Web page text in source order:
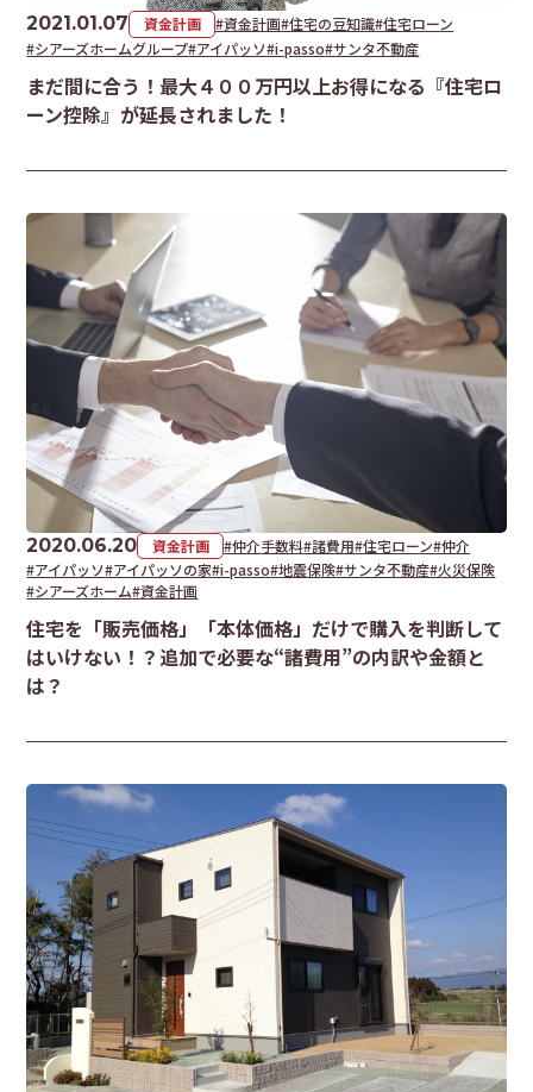
2021.01.07 資金計画 #資金計画#住宅の豆知識#住宅ローン
#シアーズホームグループ#アイパッソ#i-passo#サンタ不動産
まだ間に合う！最大４００万円以上お得になる『住宅ロ
ーン控除』が延長されました！
2020.06.20 資金計画 #仲介手数料#諸費用#住宅ローン#仲介
#アイパッソ#アイパッソの家#i-passo#地震保険#サンタ不動産#火災保険
#シアーズホーム#資金計画
住宅を「販売価格」「本体価格」だけで購入を判断して
はいけない！？追加で必要な“諸費用”の内訳や金額と
は？